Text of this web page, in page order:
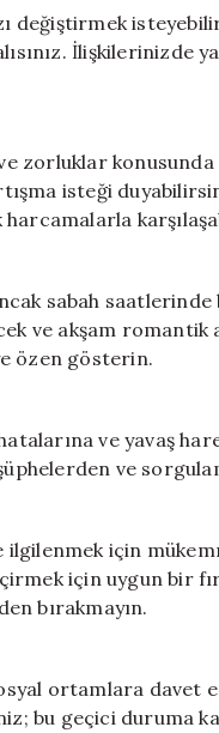
değiştirmek
İlişkilerinizde
zorluklar
isteği
sabah saatlerinde
ve akşam
özen gösterin.
ve yavaş
ve
için
için uygun bir
bırakmayın.
ortamlara davet
bu geçici duruma